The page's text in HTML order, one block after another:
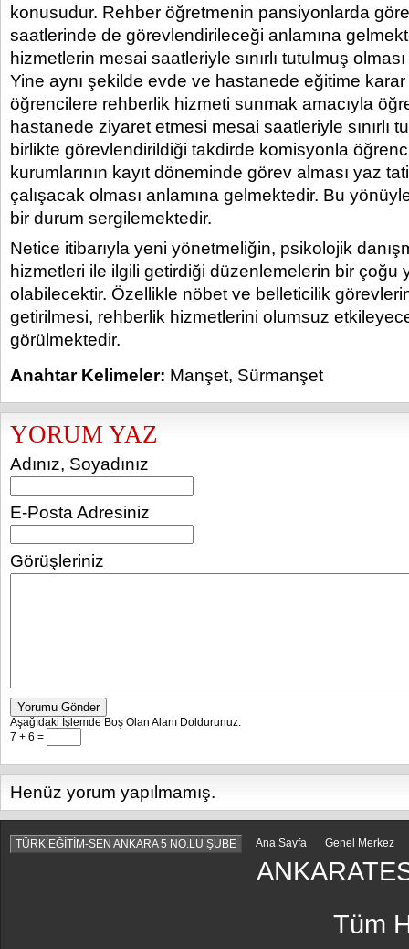
konusudur. Rehber öğretmenin pansiyonlarda
saatlerinde de görevlendirileceği anlamına
hizmetlerin mesai saatleriyle sınırlı tutulmuş
Yine aynı şekilde evde ve hastanede eğitime
öğrencilere rehberlik hizmeti sunmak amacıyla
hastanede ziyaret etmesi mesai saatleriyle sınırlı
birlikte görevlendirildiği takdirde komisyonla
kurumlarının kayıt döneminde görev alması yaz
çalışacak olması anlamına gelmektedir. Bu
bir durum sergilemektedir.
Netice itibarıyla yeni yönetmeliğin, psikolojik
hizmetleri ile ilgili getirdiği düzenlemelerin bir çoğu
olabilecektir. Özellikle nöbet ve belleticilik
getirilmesi, rehberlik hizmetlerini olumsuz
görülmektedir.
Anahtar Kelimeler: Manşet, Sürmanşet
YORUM YAZ
Adınız, Soyadınız
E-Posta Adresiniz
Görüşleriniz
Yorumu Gönder
Aşağıdaki İşlemde Boş Olan Alanı Doldurunuz.
7 + 6 =
Henüz yorum yapılmamış.
TÜRK EĞİTİM-SEN ANKARA 5 NO.LU ŞUBE Ana Sayfa Genel Merkez
Tüm